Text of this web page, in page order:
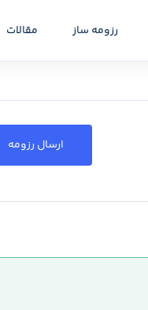
رزومه ساز مقالات
ارسال رزومه